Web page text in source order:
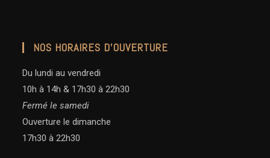
NOS HORAIRES D’OUVERTURE
Du lundi au vendredi
10h à 14h & 17h30 à 22h30
Fermé le samedi
Ouverture le dimanche
17h30 à 22h30